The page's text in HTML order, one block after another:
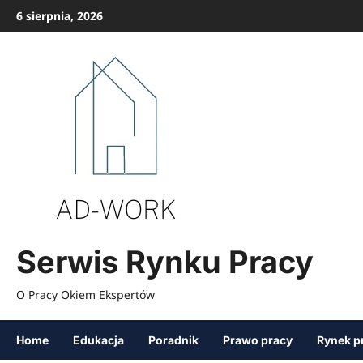
Przejdź6 sierpnia, 2026
Serwis Rynku Pracy
O Pracy Okiem Ekspertów
Home Edukacja Poradnik Prawo pracy Rynek